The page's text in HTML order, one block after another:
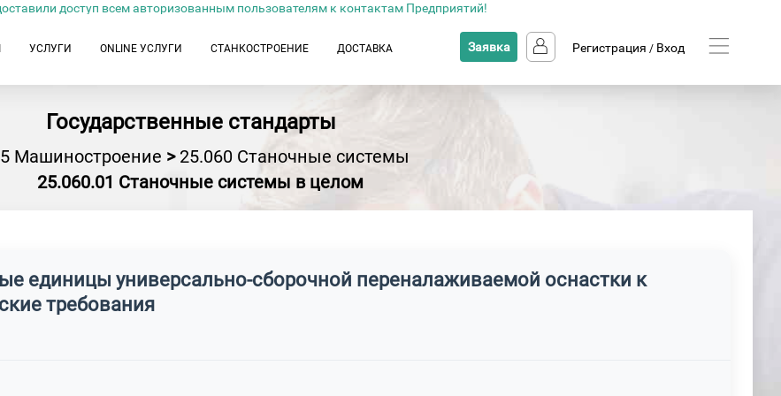
доступ всем авторизованным пользователям к контактам Предприятий!
УСЛУГИ ONLINE УСЛУГИ СТАНКОСТРОЕНИЕ ДОСТАВКА Заявка Регистрация / Вход
Государственные стандарты
Машиностроение > 25.060 Станочные системы
25.060.01 Станочные системы в целом
единицы универсально-сборочной переналаживаемой оснастки к
требования